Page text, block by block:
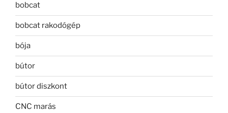
bobcat
bobcat rakodógép
bója
bútor
bútor diszkont
CNC marás